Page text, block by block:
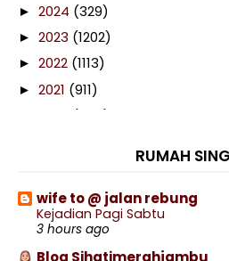
► 2024 (329)
► 2023 (1202)
► 2022 (1113)
► 2021 (911)
(460)
►2017(359)
►2016(538)
RUMAH
wife to @ jalan rebung
Kejadian Pagi Sabtu
3 hours ago
Blog Sihatimerahjambu